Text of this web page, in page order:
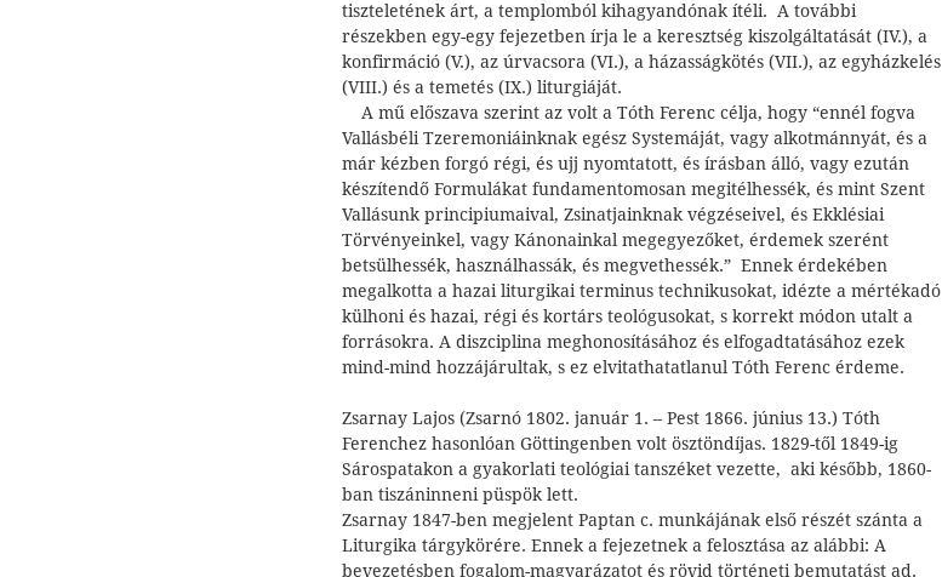
tiszteletének árt, a templomból kihagyandónak ítéli. A további
részekben egy-egy fejezetben írja le a keresztség kiszolgáltatását (IV.), a
konfirmáció (V.), az úrvacsora (VI.), a házasságkötés (VII.), az egyházkelés
(VIII.) és a temetés (IX.) liturgiáját.
A mű előszava szerint az volt a Tóth Ferenc célja, hogy “ennél fogva
Vallásbéli Tzeremoniáinknak egész Systemáját, vagy alkotmánnyát, és a
már kézben forgó régi, és ujj nyomtatott, és írásban álló, vagy ezután
készítendő Formulákat fundamentomosan megitélhessék, és mint Szent
Vallásunk principiumaival, Zsinatjainknak végzéseivel, és Ekklésiai
Törvényeinkel, vagy Kánonainkal megegyezőket, érdemek szerént
betsülhessék, használhassák, és megvethessék.” Ennek érdekében
megalkotta a hazai liturgikai terminus technikusokat, idézte a mértékadó
külhoni és hazai, régi és kortárs teológusokat, s korrekt módon utalt a
forrásokra. A diszciplina meghonosításához és elfogadtatásához ezek
mind-mind hozzájárultak, s ez elvitathatatlanul Tóth Ferenc érdeme.
Zsarnay Lajos (Zsarnó 1802. január 1. – Pest 1866. június 13.) Tóth
Ferenchez hasonlóan Göttingenben volt ösztöndíjas. 1829-től 1849-ig
Sárospatakon a gyakorlati teológiai tanszéket vezette, aki később, 1860-
ban tiszáninneni püspök lett.
Zsarnay 1847-ben megjelent Paptan c. munkájának első részét szánta a
Liturgika tárgykörére. Ennek a fejezetnek a felosztása az alábbi: A
bevezetésben fogalom-magyarázatot és rövid történeti bemutatást ad.